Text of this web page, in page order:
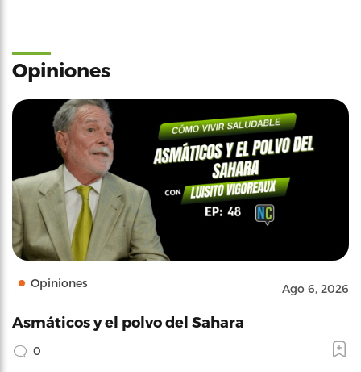
Opiniones
Opiniones Ago 6, 2026
Asmáticos y el polvo del Sahara
0